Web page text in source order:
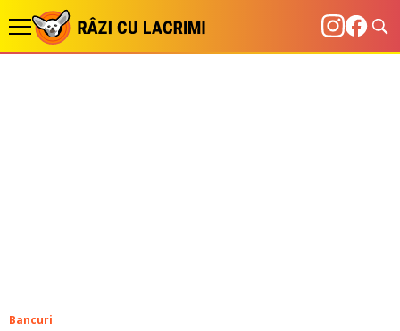
Bancuri